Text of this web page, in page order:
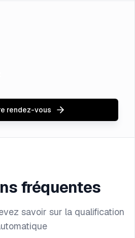
rendez-vous
fréquentes
savoir sur la qualification